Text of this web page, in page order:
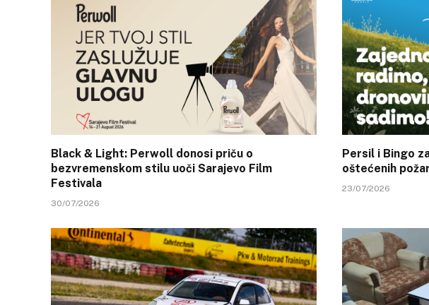
Black & Light: Perwoll donosi priču o
bezvremenskom stilu uoči Sarajevo Film
Festivala
30/07/2026
Persil i Bingo
oštećenih
23/07/2026